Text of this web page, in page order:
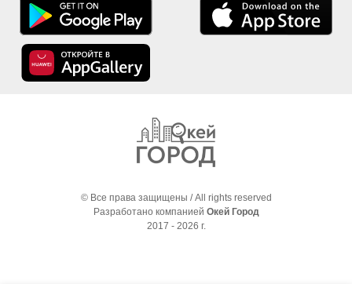
© Все права защищены / All rights reserved
Разработано компанией Окей Город
2017 - 2026 г.